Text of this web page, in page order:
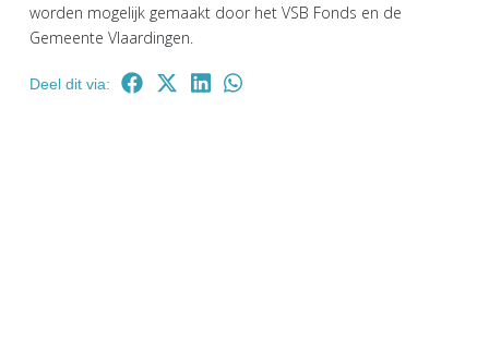
worden mogelijk gemaakt door het VSB Fonds en de
Gemeente Vlaardingen.
Deel dit via: